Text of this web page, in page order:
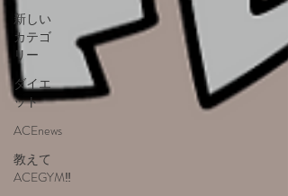
新しい
カテゴ
リー
ダイエ
ット
ACEnews
教えて
ACEGYM‼️